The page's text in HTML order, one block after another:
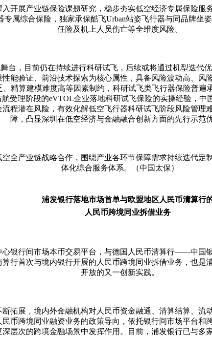
开展产业链保险课题研究，稳步夯实低空经济专属保险服
专属综合保险，独家承保酷飞Urban站姿飞行器与同品牌坐
任险及机上人员伤亡等全维度风险。
台，目前仍在持续进行科研试飞，后续或将通过机型迭代
能验证、前沿技术探索为核心属性，具备风险波动高、风
精算建模难度高等因素制约，科研试飞类飞行器保险普遍
受理阶段的eVTOL企业落地科研试飞保险的实操经验，中
程潜在风险，有效化解低空飞行器科研试飞阶段风险管理
障，凸显深圳在低空经济与金融融合创新方面的先行示范优
全产业链战略合作，围绕产业各环节保障需求持续迭代定
体化综合服务体系。（中国太保）
浦发银行落地市场首单与欧盟地区人民币清算行
人民币跨境同业拆借业务
银行间市场本币交易平台，与德国人民币清算行——中国银
行首次与境内银行开展的人民币跨境同业拆借业务，也是
开放的又一创新实践。
拓展，境内外金融机构对人民币资金融通、清算结算、流
币跨境同业融资业务的政策导向，依托银行间市场平台和
层次的跨境金融场景中发挥作用。目前，浦发银行已与多